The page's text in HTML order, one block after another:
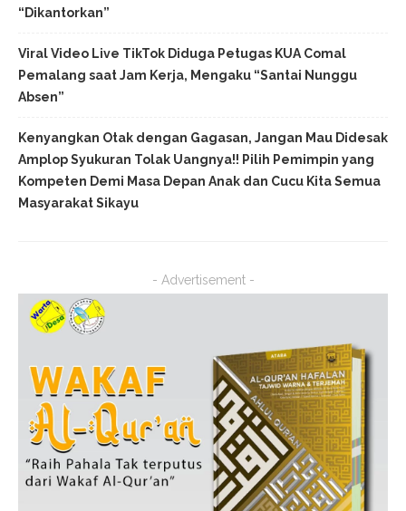
“Dikantorkan”
Viral Video Live TikTok Diduga Petugas KUA Comal
Pemalang saat Jam Kerja, Mengaku “Santai Nunggu
Absen”
Kenyangkan Otak dengan Gagasan, Jangan Mau Didesak
Amplop Syukuran Tolak Uangnya!! Pilih Pemimpin yang
Kompeten Demi Masa Depan Anak dan Cucu Kita Semua
Masyarakat Sikayu
- Advertisement -